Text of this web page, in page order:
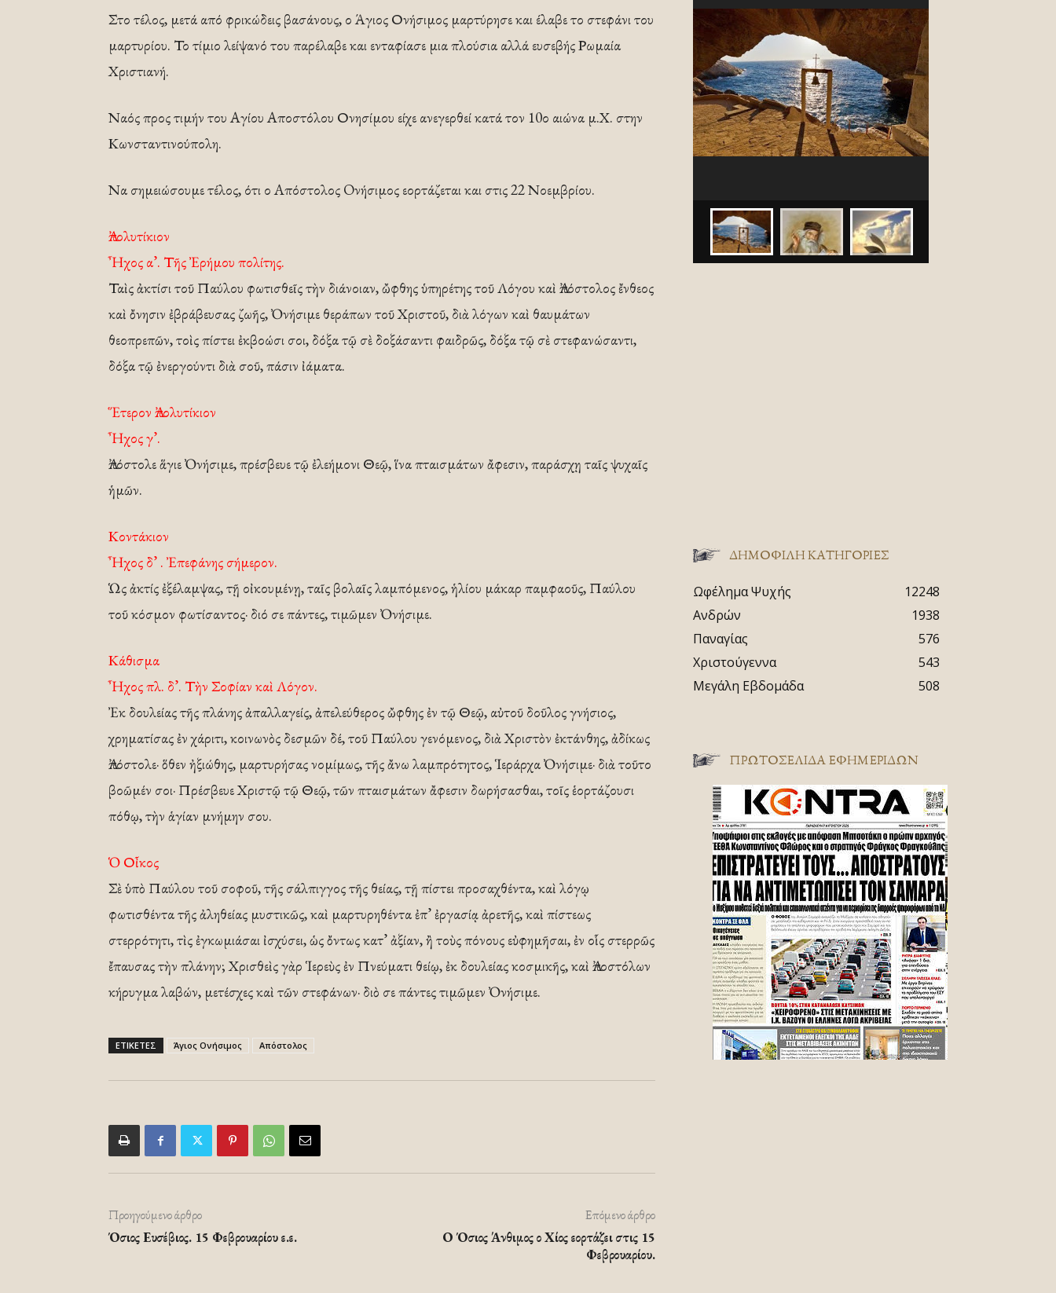
Στο τέλος, μετά από φρικώδεις βασάνους, ο Άγιος Ονήσιμος μαρτύρησε και έλαβε το στεφάνι του
μαρτυρίου. Το τίμιο λείψανό του παρέλαβε και ενταφίασε μια πλούσια αλλά ευσεβής Ρωμαία
Χριστιανή.
Ναός προς τιμήν του Αγίου Αποστόλου Ονησίμου είχε ανεγερθεί κατά τον 10ο αιώνα μ.Χ. στην
Κωνσταντινούπολη.
Να σημειώσουμε τέλος, ότι ο Aπόστολος Oνήσιμος εορτάζεται και στις 22 Νοεμβρίου.
Ἀπολυτίκιον
Ἦχος α’. Τῆς Ἐρήμου πολίτης.
Ταὶς ἀκτίσι τοῦ Παύλου φωτισθεῖς τὴν διάνοιαν, ὤφθης ὑπηρέτης τοῦ Λόγου καὶ Ἀπόστολος ἔνθεος
καὶ ὄνησιν ἐβράβευσας ζωῆς, Ὀνήσιμε θεράπων τοῦ Χριστοῦ, διὰ λόγων καὶ θαυμάτων
θεοπρεπῶν, τοὶς πίστει ἐκβοώσι σοι, δόξα τῷ σὲ δοξάσαντι φαιδρῶς, δόξα τῷ σὲ στεφανώσαντι,
δόξα τῷ ἐνεργούντι διὰ σοῦ, πάσιν ἰάματα.
Ἕτερον Ἀπολυτίκιον
Ἦχος γ’.
Ἀπόστολε ἅγιε Ὀνήσιμε, πρέσβευε τῷ ἐλεήμονι Θεῷ, ἵνα πταισμάτων ἄφεσιν, παράσχῃ ταῖς ψυχαῖς
ἡμῶν.
Κοντάκιον
Ἦχος δ’ . Ἐπεφάνης σήμερον.
Ὡς ἀκτίς ἐξέλαμψας, τῇ οἰκουμένῃ, ταῖς βολαῖς λαμπόμενος, ἡλίου μάκαρ παμφαοῦς, Παύλου
τοῦ κόσμον φωτίσαντος· διό σε πάντες, τιμῶμεν Ὀνήσιμε.
Κάθισμα
Ἦχος πλ. δ’. Τὴν Σοφίαν καὶ Λόγον.
Ἐκ δουλείας τῆς πλάνης ἀπαλλαγείς, ἀπελεύθερος ὤφθης ἐν τῷ Θεῷ, αὐτοῦ δοῦλος γνήσιος,
χρηματίσας ἐν χάριτι, κοινωνὸς δεσμῶν δέ, τοῦ Παύλου γενόμενος, διὰ Χριστὸν ἐκτάνθης, ἀδίκως
Ἀπόστολε· ὅθεν ἠξιώθης, μαρτυρήσας νομίμως, τῆς ἄνω λαμπρότητος, Ἱεράρχα Ὀνήσιμε· διὰ τοῦτο
βοῶμέν σοι· Πρέσβευε Χριστῷ τῷ Θεῷ, τῶν πταισμάτων ἄφεσιν δωρήσασθαι, τοῖς ἑορτάζουσι
πόθῳ, τὴν ἁγίαν μνήμην σου.
Ὁ Οἶκος
Σὲ ὑπὸ Παύλου τοῦ σοφοῦ, τῆς σάλπιγγος τῆς θείας, τῇ πίστει προσαχθέντα, καὶ λόγῳ
φωτισθέντα τῆς ἀληθείας μυστικῶς, καὶ μαρτυρηθέντα ἐπ’ ἐργασίᾳ ἀρετῆς, καὶ πίστεως
στερρότητι, τὶς ἐγκωμιάσαι ἰσχύσει, ὡς ὄντως κατ’ ἀξίαν, ἢ τοὺς πόνους εὐφημῆσαι, ἐν οἷς στερρῶς
ἔπαυσας τὴν πλάνην; Χρισθεὶς γὰρ Ἱερεὺς ἐν Πνεύματι θείῳ, ἐκ δουλείας κοσμικῆς, καὶ Ἀποστόλων
κήρυγμα λαβών, μετέσχες καὶ τῶν στεφάνων· διὸ σε πάντες τιμῶμεν Ὀνήσιμε.
ΕΤΙΚΕΤΕΣ Άγιος Ονήσιμος Απόστολος
Προηγούμενο άρθρο
Όσιος Ευσέβιος. 15 Φεβρουαρίου ε.ε.
Επόμενο άρθρο
Ο Όσιος Άνθιμος ο Χίος εορτάζει στις 15
Φεβρουαρίου.
ΔΗΜΟΦΙΛΗ ΚΑΤΗΓΟΡΙΕΣ
Ωφέλημα Ψυχής
12248
Ανδρών
1938
Παναγίας
576
Χριστούγεννα
543
Μεγάλη Εβδομάδα
508
ΠΡΩΤΟΣΈΛΙΔΑ ΕΦΗΜΕΡΊΔΩΝ